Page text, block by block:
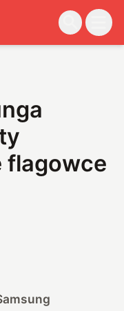
flagowce